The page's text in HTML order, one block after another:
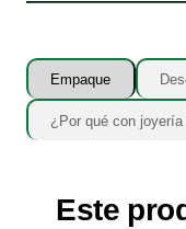
Empaque
¿Por qué con
Este